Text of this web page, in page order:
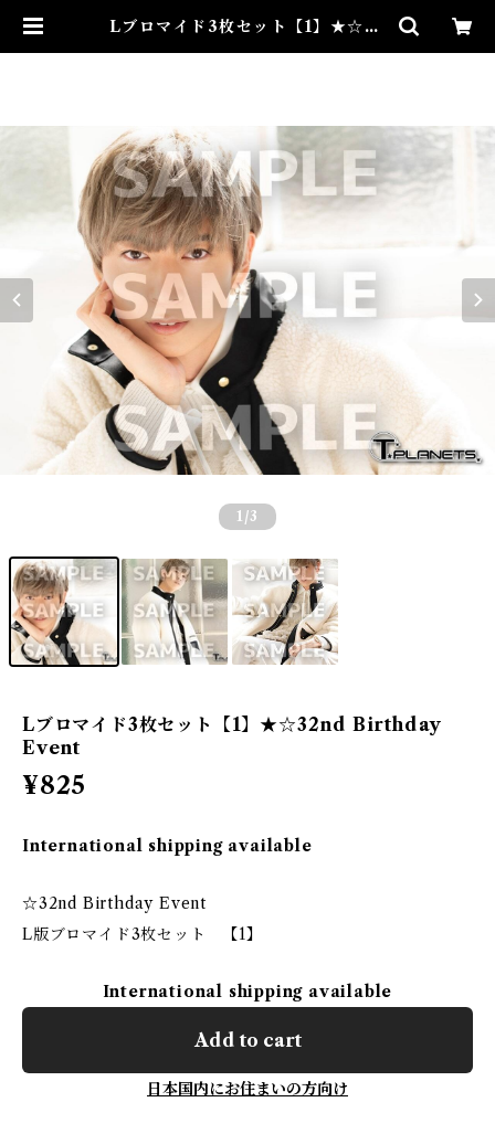
Lブロマイド3枚セット【1】★☆32
1 /3
Lブロマイド3枚セット【1】★☆32nd Birthday
Event
¥825
International shipping available
☆32nd Birthday Event
L版ブロマイド3枚セット 【1】
International shipping available
Add to cart
日本国内にお住まいの方向け